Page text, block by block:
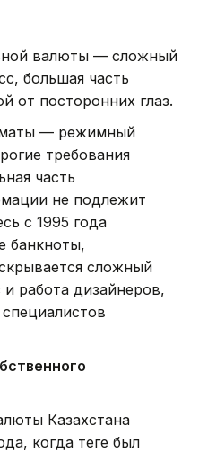
валюты — сложный
большая часть
от посторонних глаз.
— режимный
требования
часть
не подлежит
с 1995 года
банкноты,
сложный
и работа дизайнеров,
Казахстана
когда теңге был